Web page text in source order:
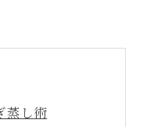
蒸し術